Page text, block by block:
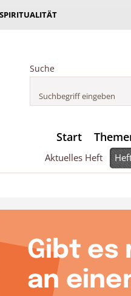
Suche
Start
Aktuelles Heft